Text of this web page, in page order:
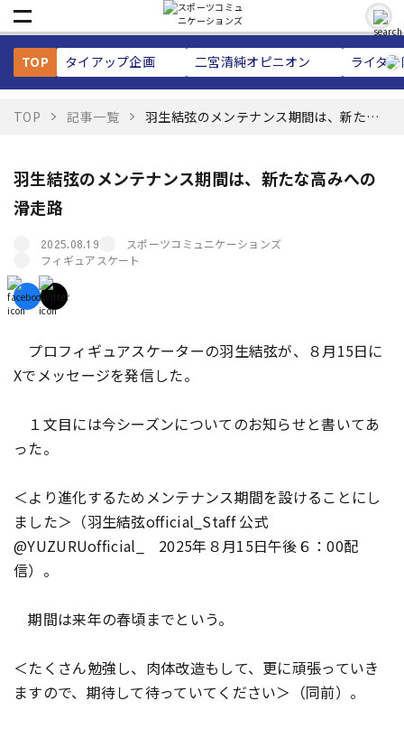
TOP タイアップ企画 二宮清純オピニオン ライタ
TOP 記事一覧 羽生結弦のメンテナンス期間は、新たな
羽生結弦のメンテナンス期間は、新たな高みへの
滑走路
2025.08.19
スポーツコミュニケーションズ
フィギュアスケート
プロフィギュアスケーターの羽生結弦が、８月15日に
Xでメッセージを発信した。
１文目には今シーズンについてのお知らせと書いてあ
った。
＜より進化するためメンテナンス期間を設けることにし
ました＞（羽生結弦official_Staff 公式
@YUZURUofficial_ 2025年８月15日午後６：00配
信）。
期間は来年の春頃までという。
＜たくさん勉強し、肉体改造もして、更に頑張っていき
ますので、期待して待っていてください＞（同前）。